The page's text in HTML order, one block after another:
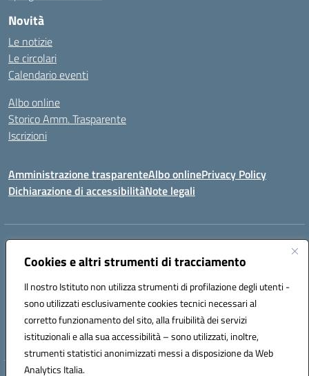
Cookies e altri strumenti di tracciamento
Il nostro Istituto non utilizza strumenti di profilazione degli utenti -
sono utilizzati esclusivamente cookies tecnici necessari al
corretto funzionamento del sito, alla fruibilità dei servizi
istituzionali e alla sua accessibilità – sono utilizzati, inoltre,
strumenti statistici anonimizzati messi a disposizione da Web
Analytics Italia.
Novità
Le notizie
Le circolari
Calendario eventi
Albo online
Storico Amm. Trasparente
Iscrizioni
Amministrazione trasparenteAlbo onlinePrivacy Policy
Dichiarazione di accessibilitàNote legali
Indirizzo:
Centralino:08561100 Email:peic83100x@istruzione.it
Codice fiscale: 91117450683
Codice meccanografico:
PEIC83100X
Codice unico di fatturazione (CUF): UFTPJP